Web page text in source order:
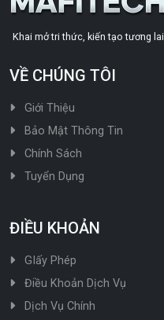
Khai mở tri thức, kiến tạo tương lai
VỀ CHÚNG TÔI
Giới Thiệu
Bảo Mật Thông Tin
Chính Sách
Tuyển Dụng
ĐIỀU KHOẢN
GIấy Phép
Điều Khoản Dịch Vụ
Dịch Vụ Chính